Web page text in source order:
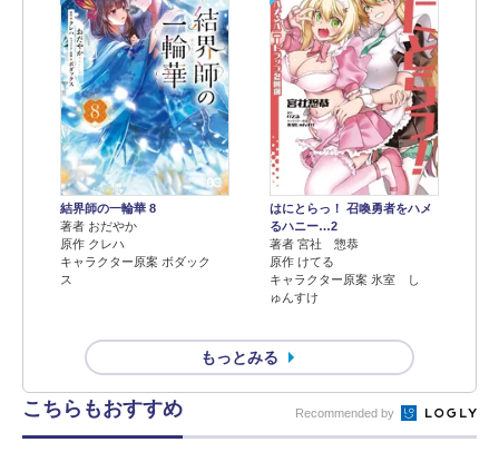
結界師の一輪華 8
著者 おだやか
原作 クレハ
キャラクター原案 ボダック
ス
はにとらっ！ 召喚勇者をハメ
るハニー…2
著者 宮社 惣恭
原作 けてる
キャラクター原案 氷室 し
ゅんすけ
もっとみる
こちらもおすすめ Recommended by